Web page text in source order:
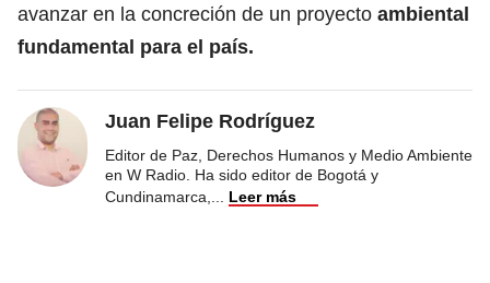
avanzar en la concreción de un proyecto ambiental
fundamental para el país.
Juan Felipe Rodríguez
Editor de Paz, Derechos Humanos y Medio Ambiente
en W Radio. Ha sido editor de Bogotá y
Cundinamarca,
Leer más